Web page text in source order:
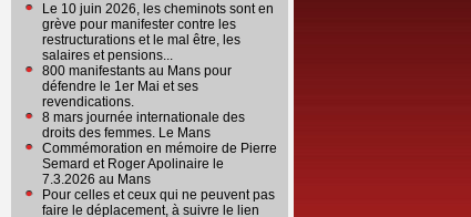
Le 10 juin 2026, les cheminots sont en
grève pour manifester contre les
restructurations et le mal être, les
salaires et pensions...
800 manifestants au Mans pour
défendre le 1er Mai et ses
revendications.
8 mars journée internationale des
droits des femmes. Le Mans
Commémoration en mémoire de Pierre
Semard et Roger Apolinaire le
7.3.2026 au Mans
Pour celles et ceux qui ne peuvent pas
faire le déplacement, à suivre le lien